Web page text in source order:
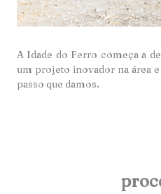
A Idade do Ferro começa a
um projeto inovador na área e
passo que damos.